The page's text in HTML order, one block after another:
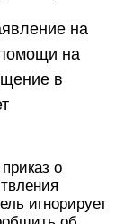
на
на
в
о
игнорирует